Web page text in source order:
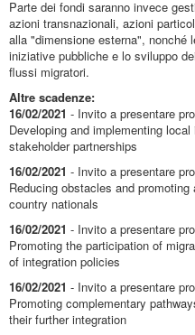
Parte dei fondi saranno invece
azioni transnazionali, azioni
alla "dimensione esterna", nonché
iniziative pubbliche e lo sviluppo
flussi migratori.
Altre scadenze:
16/02/2021 - Invito a presentare
Developing and implementing
stakeholder partnerships
16/02/2021 - Invito a presentare
Reducing obstacles and
country nationals
16/02/2021 - Invito a presentare
Promoting the participation of
of integration policies
16/02/2021 - Invito a presentare
Promoting complementary
their further integration